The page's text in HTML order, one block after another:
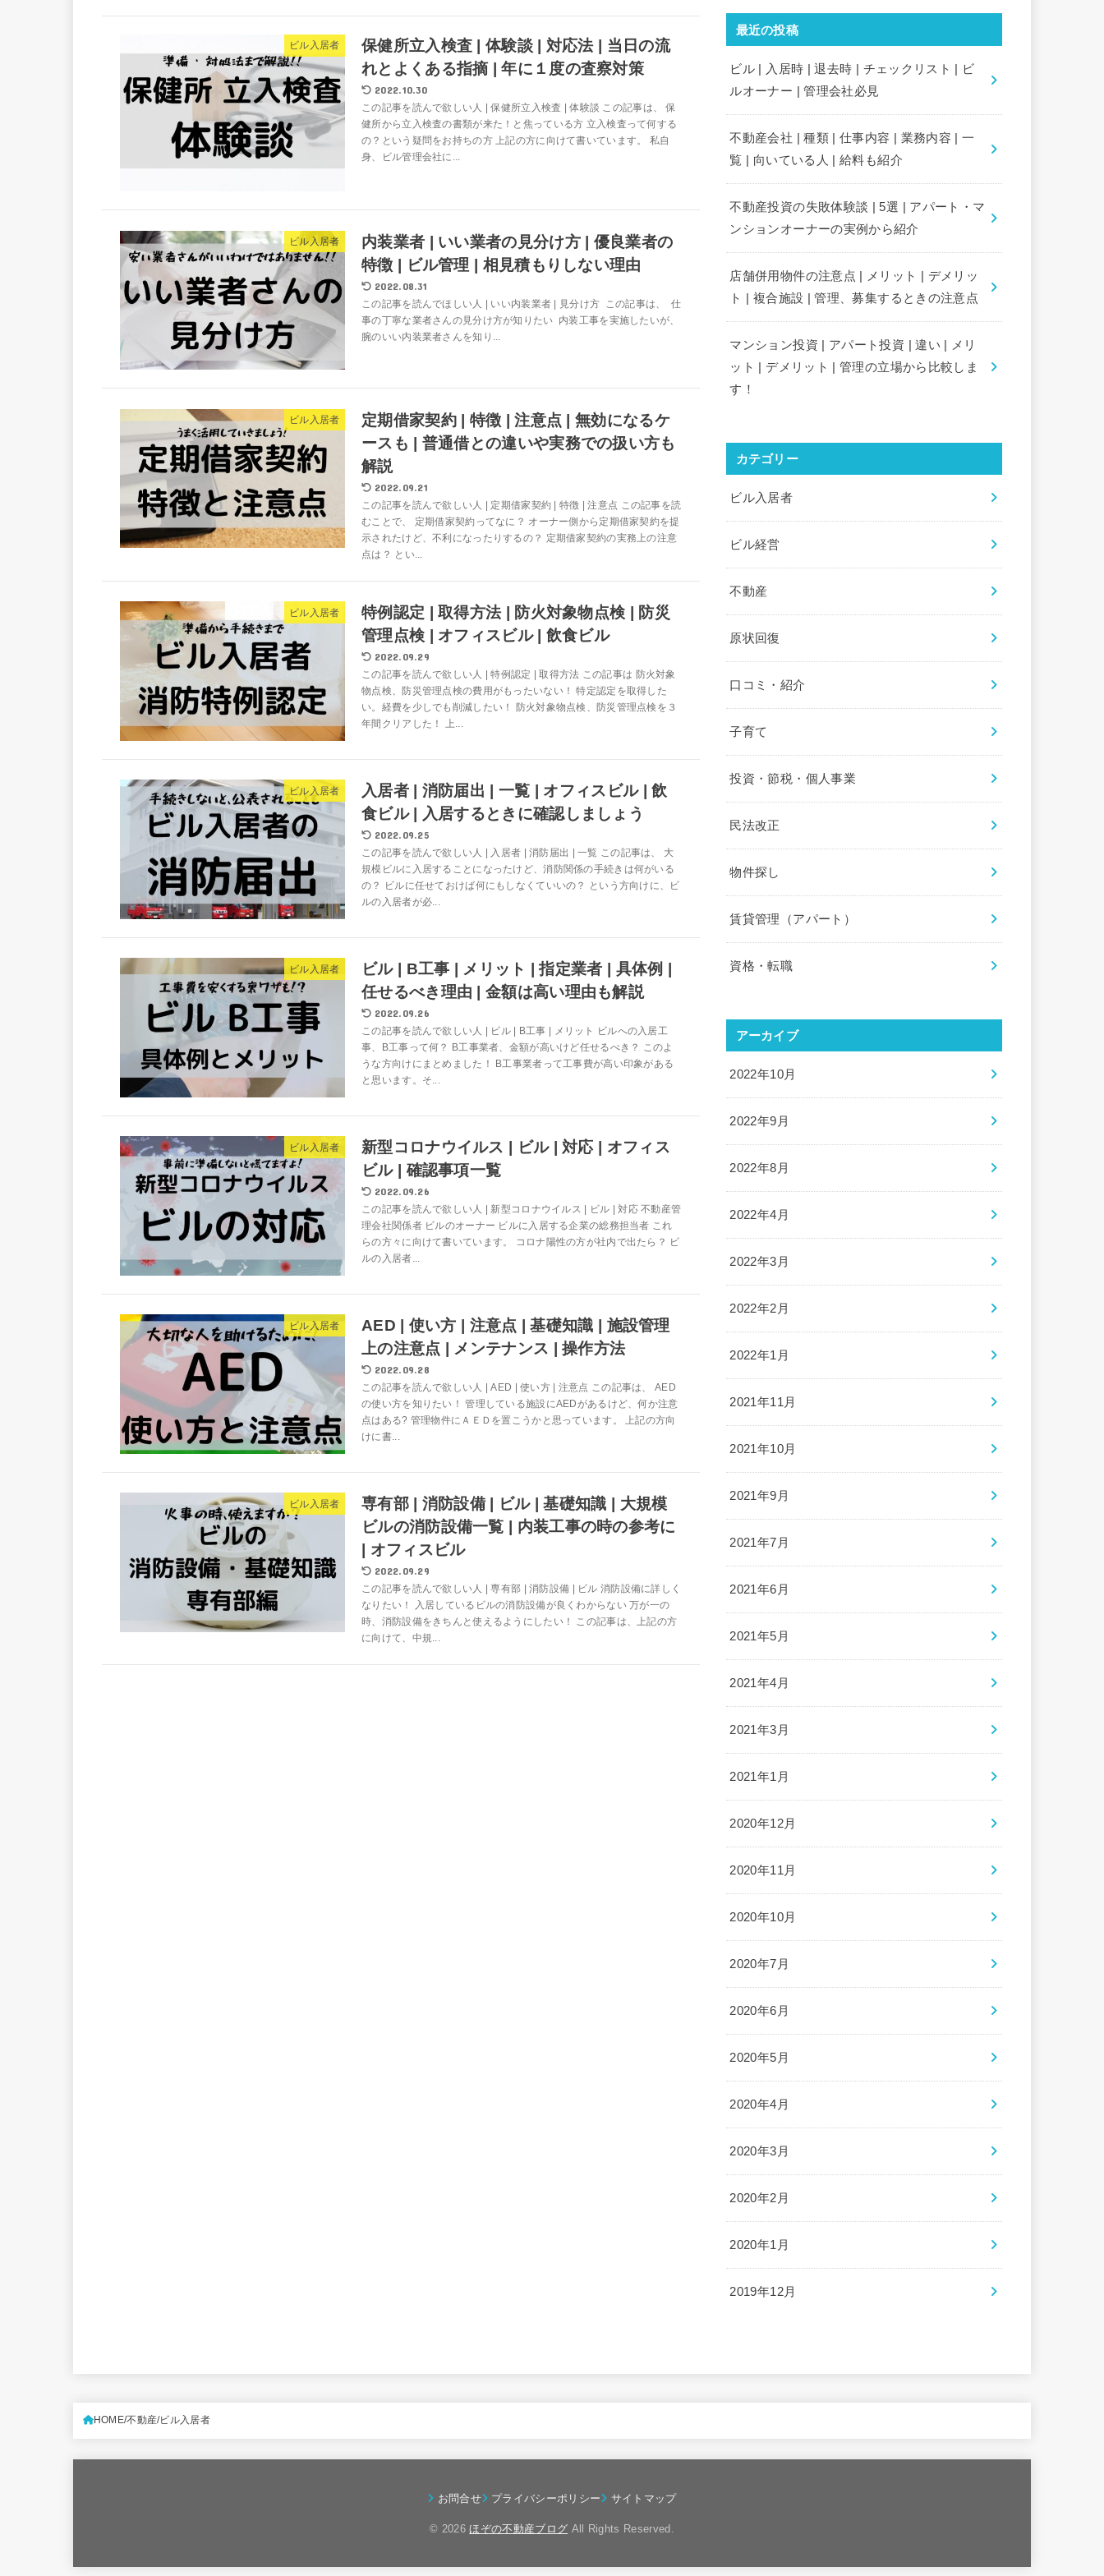
ビル入居者
保健所立入検査 | 体験談 | 対応法 | 当日の流
れとよくある指摘 | 年に１度の査察対策
2022.10.30
この記事を読んで欲しい人 | 保健所立入検査 | 体験談 この記事は、 保
健所から立入検査の書類が来た！と焦っている方 立入検査って何する
の？という疑問をお持ちの方 上記の方に向けて書いています。 私自
身、ビル管理会社に...
ビル入居者
内装業者 | いい業者の見分け方 | 優良業者の
特徴 | ビル管理 | 相見積もりしない理由
2022.08.31
この記事を読んでほしい人 | いい内装業者 | 見分け方 この記事は、 仕
事の丁寧な業者さんの見分け方が知りたい 内装工事を実施したいが、
腕のいい内装業者さんを知り...
ビル入居者
定期借家契約 | 特徴 | 注意点 | 無効になるケ
ースも | 普通借との違いや実務での扱い方も
解説
2022.09.21
この記事を読んで欲しい人 | 定期借家契約 | 特徴 | 注意点 この記事を読
むことで、 定期借家契約ってなに？ オーナー側から定期借家契約を提
示されたけど、不利になったりするの？ 定期借家契約の実務上の注意
点は？ とい...
ビル入居者
特例認定 | 取得方法 | 防火対象物点検 | 防災
管理点検 | オフィスビル | 飲食ビル
2022.09.29
この記事を読んで欲しい人 | 特例認定 | 取得方法 この記事は 防火対象
物点検、防災管理点検の費用がもったいない！ 特定認定を取得した
い。経費を少しでも削減したい！ 防火対象物点検、防災管理点検を３
年間クリアした！ 上...
ビル入居者
入居者 | 消防届出 | 一覧 | オフィスビル | 飲
食ビル | 入居するときに確認しましょう
2022.09.25
この記事を読んで欲しい人 | 入居者 | 消防届出 | 一覧 この記事は、 大
規模ビルに入居することになったけど、消防関係の手続きは何がいる
の？ ビルに任せておけば何にもしなくていいの？ という方向けに、ビ
ルの入居者が必...
ビル入居者
ビル | B工事 | メリット | 指定業者 | 具体例 |
任せるべき理由 | 金額は高い理由も解説
2022.09.26
この記事を読んで欲しい人 | ビル | B工事 | メリット ビルへの入居工
事、B工事って何？ B工事業者、金額が高いけど任せるべき？ このよ
うな方向けにまとめました！ B工事業者って工事費が高い印象がある
と思います。そ...
ビル入居者
新型コロナウイルス | ビル | 対応 | オフィス
ビル | 確認事項一覧
2022.09.26
この記事を読んで欲しい人 | 新型コロナウイルス | ビル | 対応 不動産管
理会社関係者 ビルのオーナー ビルに入居する企業の総務担当者 これ
らの方々に向けて書いています。 コロナ陽性の方が社内で出たら？ ビ
ルの入居者...
ビル入居者
AED | 使い方 | 注意点 | 基礎知識 | 施設管理
上の注意点 | メンテナンス | 操作方法
2022.09.28
この記事を読んで欲しい人 | AED | 使い方 | 注意点 この記事は、 AED
の使い方を知りたい！ 管理している施設にAEDがあるけど、何か注意
点はある? 管理物件にＡＥＤを置こうかと思っています。 上記の方向
けに書...
ビル入居者
専有部 | 消防設備 | ビル | 基礎知識 | 大規模
ビルの消防設備一覧 | 内装工事の時の参考に
| オフィスビル
2022.09.29
この記事を読んで欲しい人 | 専有部 | 消防設備 | ビル 消防設備に詳しく
なりたい！ 入居しているビルの消防設備が良くわからない 万が一の
時、消防設備をきちんと使えるようにしたい！ この記事は、上記の方
に向けて、中規...
最近の投稿
ビル | 入居時 | 退去時 | チェックリスト | ビ
ルオーナー | 管理会社必見
不動産会社 | 種類 | 仕事内容 | 業務内容 | 一
覧 | 向いている人 | 給料も紹介
不動産投資の失敗体験談 | 5選 | アパート・マ
ンションオーナーの実例から紹介
店舗併用物件の注意点 | メリット | デメリッ
ト | 複合施設 | 管理、募集するときの注意点
マンション投資 | アパート投資 | 違い | メリ
ット | デメリット | 管理の立場から比較しま
す！
カテゴリー
ビル入居者
ビル経営
不動産
原状回復
口コミ・紹介
子育て
投資・節税・個人事業
民法改正
物件探し
賃貸管理（アパート）
資格・転職
アーカイブ
2022年10月
2022年9月
2022年8月
2022年4月
2022年3月
2022年2月
2022年1月
2021年11月
2021年10月
2021年9月
2021年7月
2021年6月
2021年5月
2021年4月
2021年3月
2021年1月
2020年12月
2020年11月
2020年10月
2020年7月
2020年6月
2020年5月
2020年4月
2020年3月
2020年2月
2020年1月
2019年12月
HOME 不動産 ビル入居者
お問合せ プライバシーポリシー サイトマップ
© 2026ほぞの不動産ブログ All Rights Reserved.